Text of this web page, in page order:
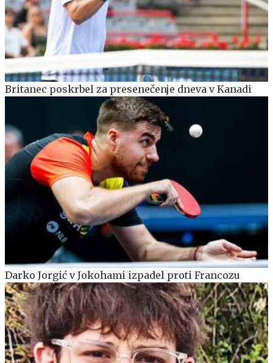
Britanec poskrbel za presenečenje dneva v Kanadi
Darko Jorgić v Jokohami izpadel proti Francozu